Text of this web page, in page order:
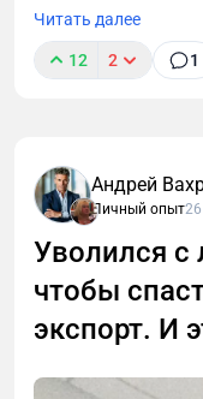
В этой статье разберём, чем инвестиционный
проект
как
максимально
Читать далее
12 2 1
Андрей
Личный опыт
Уволился с
чтобы
экспорт. И